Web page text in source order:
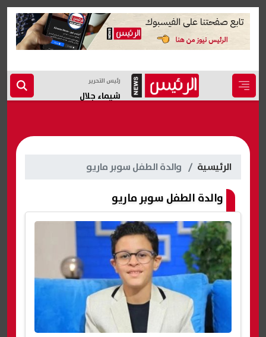
رئيس التحرير
شيماء جلال
الرئيسية والدة الطفل سوبر ماريو
والدة الطفل سوبر ماريو